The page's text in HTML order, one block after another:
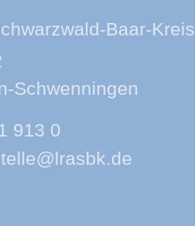
Baar-Kreis
Schwenningen
913 0